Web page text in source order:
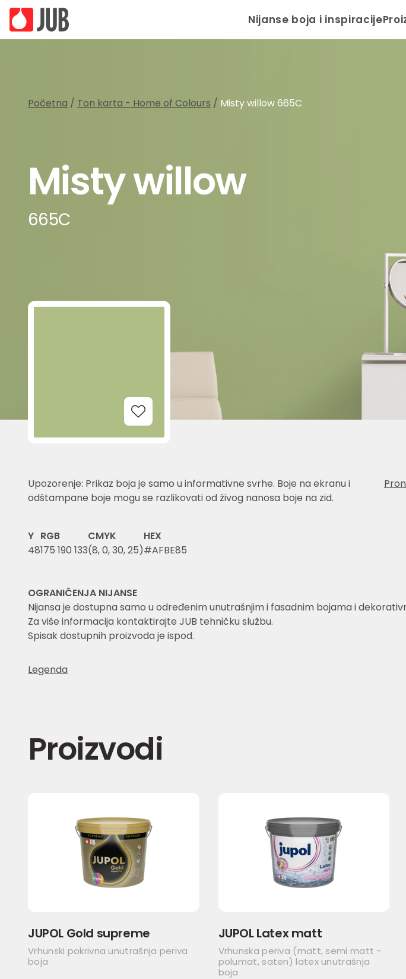
Nijanse boja i inspiracije
Početna / Ton karta - Home of Colours / Misty willow 665C
Misty willow
665C
Add to Wishlist
Upozorenje: Prikaz boja je samo u informativne svrhe. Boje na ekranu i
odštampane boje mogu se razlikovati od živog nanosa boje na zid.
Y
48
RGB
175 190 133
CMYK
(8, 0, 30, 25)
HEX
#AFBE85
OGRANIČENJA NIJANSE
Nijansa je dostupna samo u određenim unutrašnjim i fasadnim bojama i
Za više informacija kontaktirajte JUB tehničku službu.
Spisak dostupnih proizvoda je ispod.
Legenda
Proizvodi
JUPOL Gold supreme
Vrhunski pokrivna unutrašnja periva
boja
JUPOL Latex matt
Vrhunska periva (matt, semi matt -
polumat, saten) latex unutrašnja
boja